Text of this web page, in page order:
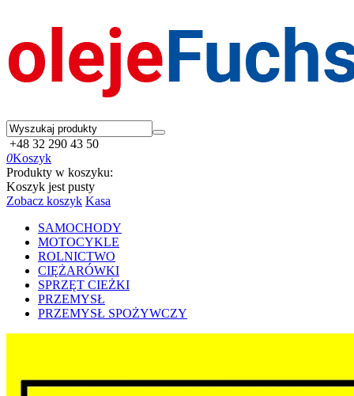
+48 32 290 43 50
0Koszyk
Produkty w koszyku:
Koszyk jest pusty
Zobacz koszyk Kasa
SAMOCHODY
MOTOCYKLE
ROLNICTWO
CIĘŻARÓWKI
SPRZĘT CIEŻKI
PRZEMYSŁ
PRZEMYSŁ SPOŻYWCZY